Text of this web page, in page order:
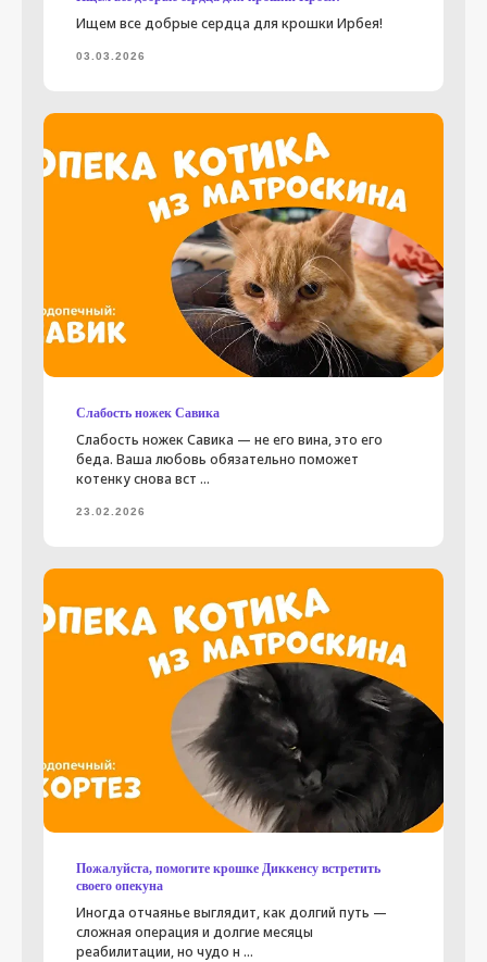
Ищем все добрые сердца для крошки Ирбея!
03.03.2026
Слабость ножек Савика
Слабость ножек Савика — не его вина, это его
беда. Ваша любовь обязательно поможет
котенку снова вст ...
23.02.2026
Пожалуйста, помогите крошке Диккенсу встретить
своего опекуна
Иногда отчаянье выглядит, как долгий путь —
сложная операция и долгие месяцы
реабилитации, но чудо н ...